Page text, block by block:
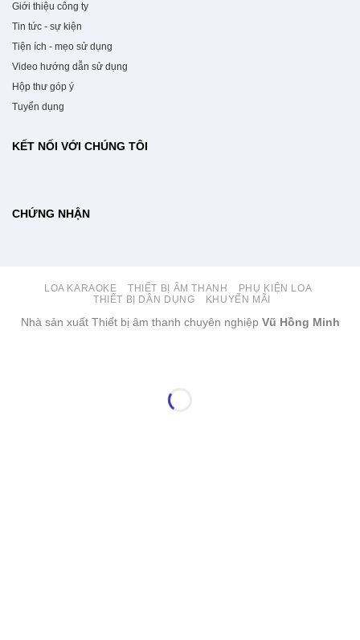
Giới thiệu công ty
Tin tức - sự kiện
Tiện ích - mẹo sử dụng
Video hướng dẫn sử dụng
Hộp thư góp ý
Tuyển dụng
KẾT NỐI VỚI CHÚNG TÔI
CHỨNG NHẬN
LOA KARAOKE THIẾT BỊ ÂM THANH
PHỤ KIỆN LOA
THIẾT BỊ DÂN DỤNG
KHUYẾN MÃI
Nhà sản xuất Thiết bị âm thanh chuyên nghiệp Vũ Hồng Minh